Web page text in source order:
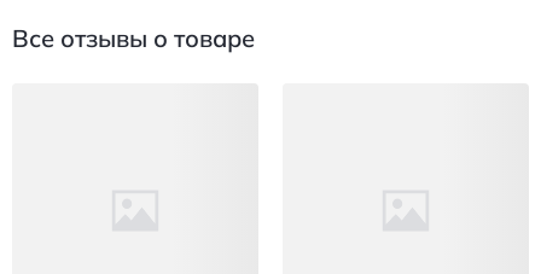
Все отзывы о товаре